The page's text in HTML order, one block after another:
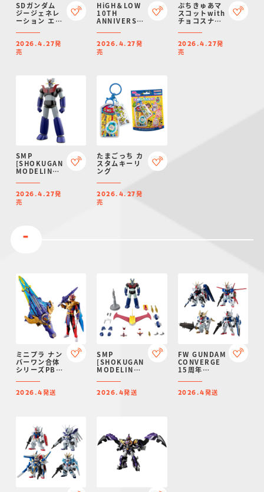
SDガンダム
ジージェネレ
ーション エタ
ク 01
2026.4.27発
売
HiGH＆LOW
10TH
ANNIVERSARY
2026.4.27発
売
ぷちきゅあマ
スコットwith
チョコスナッ
2026.4.27発
売
SMP
[SHOKUGAN
MODELING
ジンガーＺ
2026.4.27発
売
たまごっち カ
スタムキーリ
ング
2026.4.27発
売
-
ミニプラ ナン
バーワン合体
シリーズPB
ード ＆ 勇動
テガソードゴ
2026.4発送
SMP
[SHOKUGAN
MODELING
ジンガーＺ パ
イルダーオ
2026.4発送
FW GUNDAM
CONVERGE
15周年
SERIES
SET【プレミ
2026.4発送